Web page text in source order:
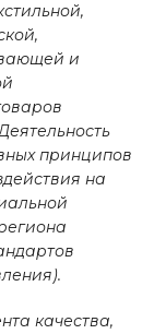
и
принципов
на
качества,